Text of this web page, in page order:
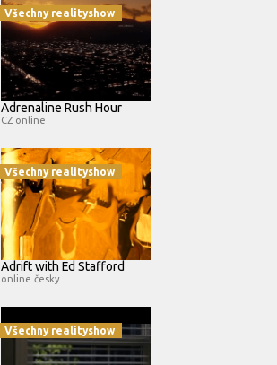
Všechny realityshow
Adrenaline Rush Hour
CZ online
Všechny realityshow
Adrift with Ed Stafford
online česky
Všechny realityshow